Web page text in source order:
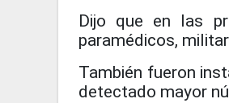
Dijo que en las
paramédicos,
También fueron
detectado mayor